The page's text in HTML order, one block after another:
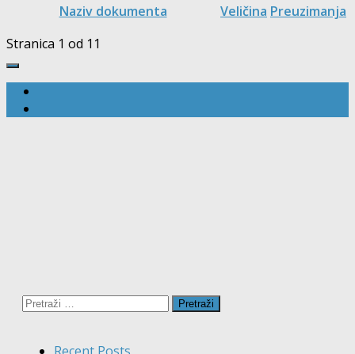
Naziv dokumenta Veličina Preuzimanja
Stranica 1 od 1 1
Pretraži: